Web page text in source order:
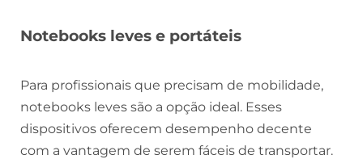
Notebooks leves e portáteis
Para profissionais que precisam de mobilidade,
notebooks leves são a opção ideal. Esses
dispositivos oferecem desempenho decente
com a vantagem de serem fáceis de transportar.